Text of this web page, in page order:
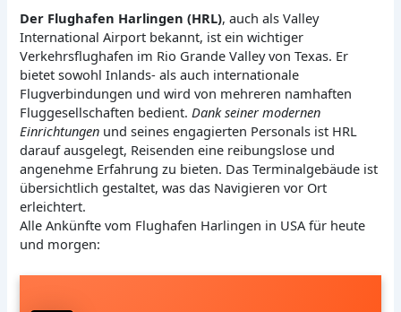
Der Flughafen Harlingen (HRL), auch als Valley
International Airport bekannt, ist ein wichtiger
Verkehrsflughafen im Rio Grande Valley von Texas. Er
bietet sowohl Inlands- als auch internationale
Flugverbindungen und wird von mehreren namhaften
Fluggesellschaften bedient.Dank seiner modernen
Einrichtungen und seines engagierten Personals ist HRL
darauf ausgelegt, Reisenden eine reibungslose und
angenehme Erfahrung zu bieten. Das Terminalgebäude ist
übersichtlich gestaltet, was das Navigieren vor Ort
erleichtert.
Alle Ankünfte vom Flughafen Harlingen in USA für heute
und morgen: